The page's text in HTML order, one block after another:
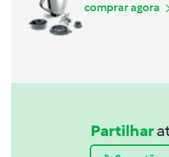
comprar agora
Partilhar